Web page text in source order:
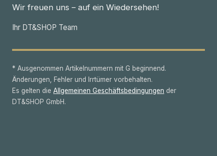
Wir freuen uns – auf ein Wiedersehen!
Ihr DT&SHOP Team
* Ausgenommen Artikelnummern mit G beginnend.
Änderungen, Fehler und Irrtümer vorbehalten.
Es gelten die Allgemeinen Geschäftsbedingungen der
DT&SHOP GmbH.